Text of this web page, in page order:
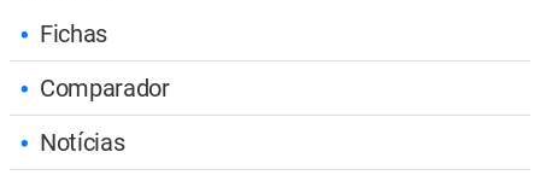
Fichas
Comparador
Notícias